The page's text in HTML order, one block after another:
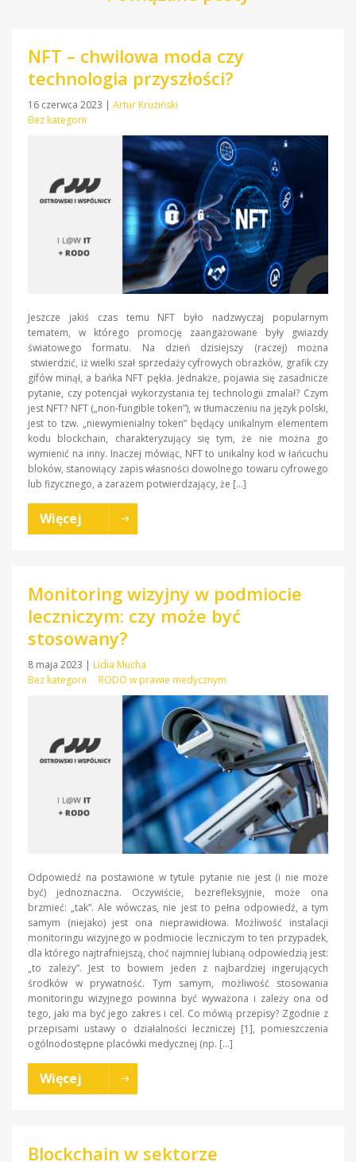
NFT – chwilowa moda czy
technologia przyszłości?
16 czerwca 2023 | Artur Kruziński
Bez kategorii
Jeszcze jakiś czas temu NFT było nadzwyczaj popularnym
tematem, w którego promocję zaangażowane były gwiazdy
światowego formatu. Na dzień dzisiejszy (raczej) można
stwierdzić, iż wielki szał sprzedaży cyfrowych obrazków, grafik czy
gifów minął, a bańka NFT pękła. Jednakże, pojawia się zasadnicze
pytanie, czy potencjał wykorzystania tej technologii zmalał? Czym
jest NFT? NFT („non-fungible token”), w tłumaczeniu na język polski,
jest to tzw. „niewymienialny token” będący unikalnym elementem
kodu blockchain, charakteryzujący się tym, że nie można go
wymienić na inny. Inaczej mówiąc, NFT to unikalny kod w łańcuchu
bloków, stanowiący zapis własności dowolnego towaru cyfrowego
lub fizycznego, a zarazem potwierdzający, że […]
Więcej
Monitoring wizyjny w podmiocie
leczniczym: czy może być
stosowany?
8 maja 2023 | Lidia Mucha
Bez kategorii
RODO w prawie medycznym
Odpowiedź na postawione w tytule pytanie nie jest (i nie może
być) jednoznaczna. Oczywiście, bezrefleksyjnie, może ona
brzmieć: „tak”. Ale wówczas, nie jest to pełna odpowiedź, a tym
samym (niejako) jest ona nieprawidłowa. Możliwość instalacji
monitoringu wizyjnego w podmiocie leczniczym to ten przypadek,
dla którego najtrafniejszą, choć najmniej lubianą odpowiedzią jest:
„to zależy”. Jest to bowiem jeden z najbardziej ingerujących
środków w prywatność. Tym samym, możliwość stosowania
monitoringu wizyjnego powinna być wyważona i zależy ona od
tego, jaki ma być jego zakres i cel. Co mówią przepisy? Zgodnie z
przepisami ustawy o działalności leczniczej [1], pomieszczenia
ogólnodostępne placówki medycznej (np. […]
Więcej
Blockchain w sektorze